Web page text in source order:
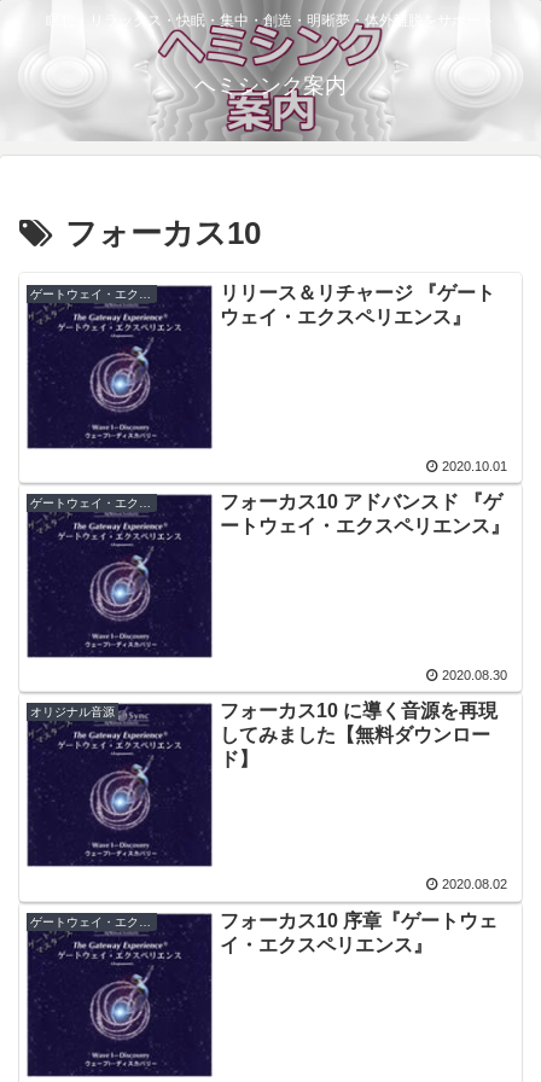
瞑想・リラックス・快眠・集中・創造・明晰夢・体外離脱をサポート
ヘミシンク案内
フォーカス10
リリース＆リチャージ 『ゲート
ウェイ・エクスペリエンス』
2020.10.01
フォーカス10 アドバンスド 『ゲ
ートウェイ・エクスペリエンス』
2020.08.30
オリジナル音源
フォーカス10 に導く音源を再現
してみました【無料ダウンロー
ド】
2020.08.02
フォーカス10 序章『ゲートウェ
イ・エクスペリエンス』